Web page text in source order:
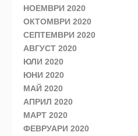
НОЕМВРИ 2020
ОКТОМВРИ 2020
СЕПТЕМВРИ 2020
АВГУСТ 2020
ЮЛИ 2020
ЮНИ 2020
МАЙ 2020
АПРИЛ 2020
МАРТ 2020
ФЕВРУАРИ 2020